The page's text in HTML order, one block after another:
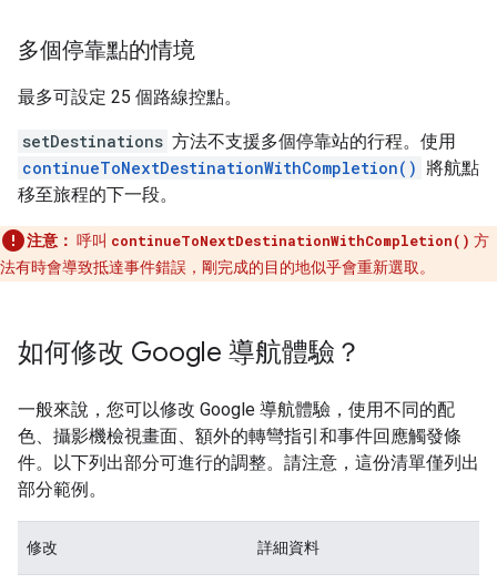
多個停靠點的情境
最多可設定 25 個路線控點。
setDestinations 方法不支援多個停靠站的行程。使用
continueToNextDestinationWithCompletion() 將航點
移至旅程的下一段。
注意： 呼叫 continueToNextDestinationWithCompletion() 方
法有時會導致抵達事件錯誤，剛完成的目的地似乎會重新選取。
如何修改 Google 導航體驗？
一般來說，您可以修改 Google 導航體驗，使用不同的配
色、攝影機檢視畫面、額外的轉彎指引和事件回應觸發條
件。以下列出部分可進行的調整。請注意，這份清單僅列出
部分範例。
修改 詳細資料